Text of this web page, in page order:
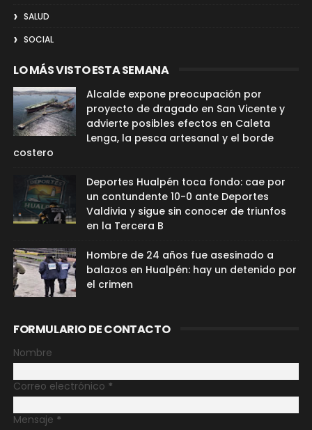
SALUD
SOCIAL
LO MÁS VISTO ESTA SEMANA
Alcalde expone preocupación por
proyecto de dragado en San Vicente y
advierte posibles efectos en Caleta
Lenga, la pesca artesanal y el borde
costero
Deportes Hualpén toca fondo: cae por
un contundente 10-0 ante Deportes
Valdivia y sigue sin conocer de triunfos
en la Tercera B
Hombre de 24 años fue asesinado a
balazos en Hualpén: hay un detenido por
el crimen
FORMULARIO DE CONTACTO
Nombre
Correo electrónico *
Mensaje *